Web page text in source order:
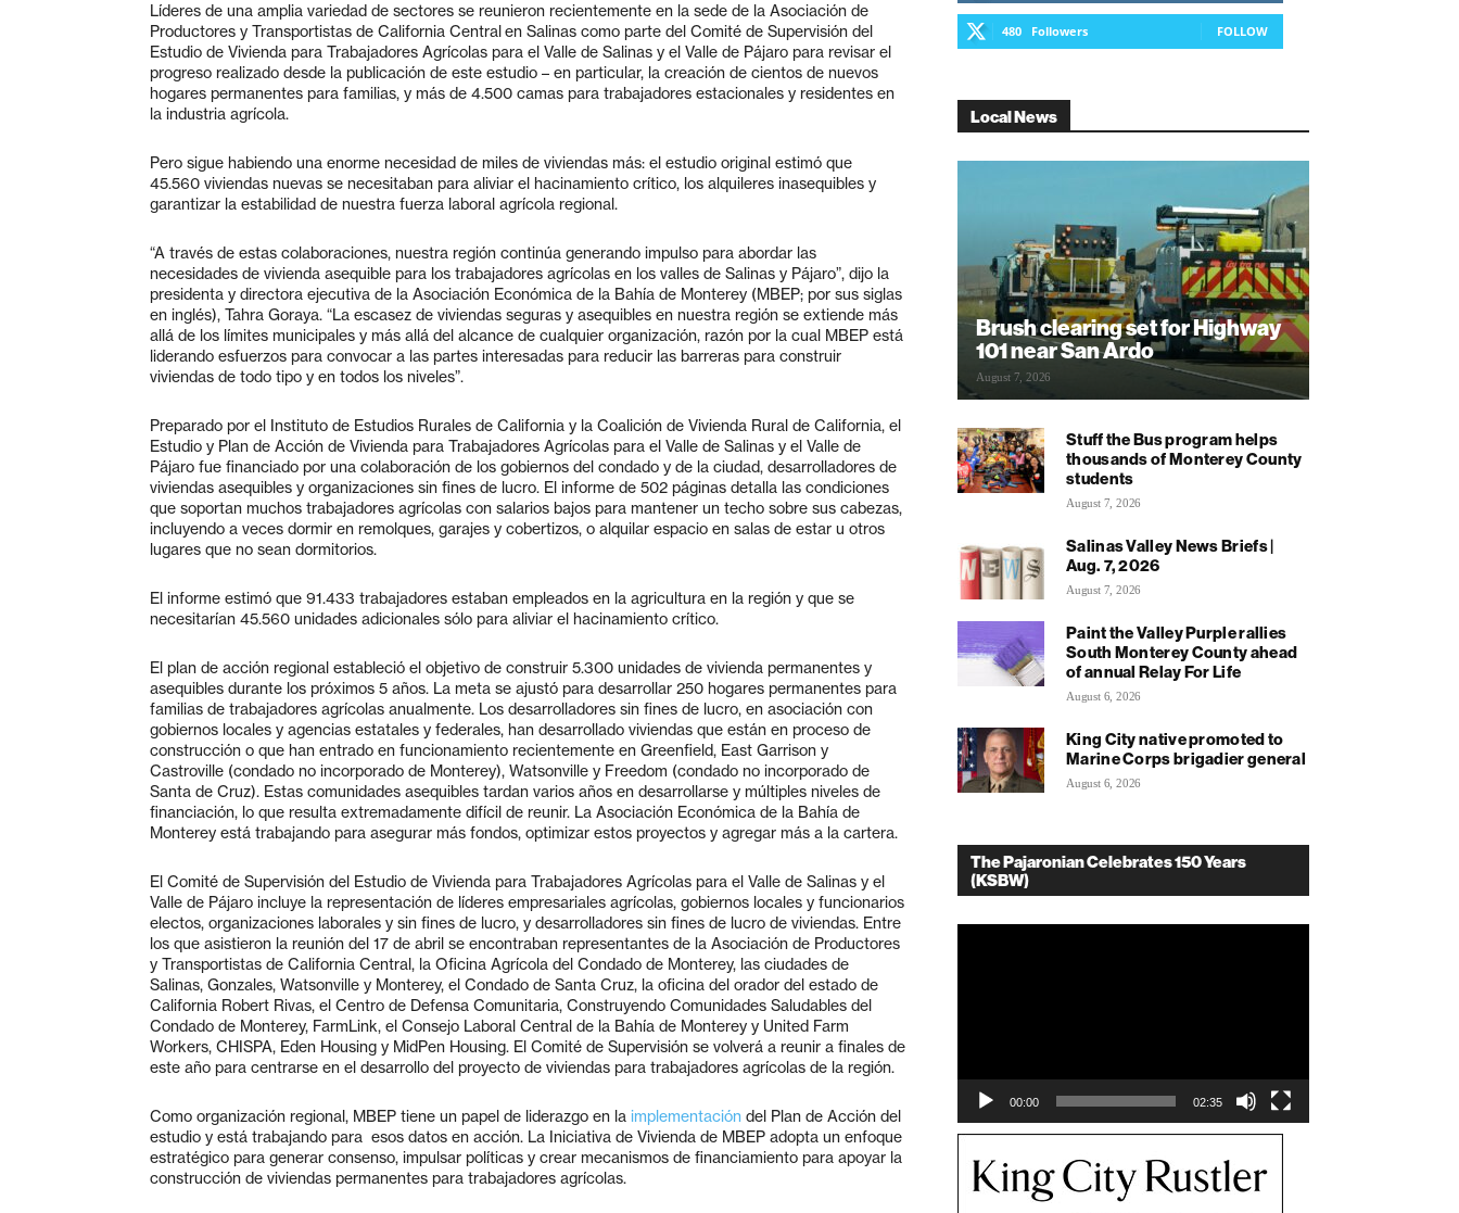
Líderes de una amplia variedad de sectores se reunieron recientemente en la sede de la Asociación de
Productores y Transportistas de California Central en Salinas como parte del Comité de Supervisión del
Estudio de Vivienda para Trabajadores Agrícolas para el Valle de Salinas y el Valle de Pájaro para revisar el
progreso realizado desde la publicación de este estudio – en particular, la creación de cientos de nuevos
hogares permanentes para familias, y más de 4.500 camas para trabajadores estacionales y residentes en
la industria agrícola.
Pero sigue habiendo una enorme necesidad de miles de viviendas más: el estudio original estimó que
45.560 viviendas nuevas se necesitaban para aliviar el hacinamiento crítico, los alquileres inasequibles y
garantizar la estabilidad de nuestra fuerza laboral agrícola regional.
“A través de estas colaboraciones, nuestra región continúa generando impulso para abordar las
necesidades de vivienda asequible para los trabajadores agrícolas en los valles de Salinas y Pájaro”, dijo la
presidenta y directora ejecutiva de la Asociación Económica de la Bahía de Monterey (MBEP; por sus siglas
en inglés), Tahra Goraya. “La escasez de viviendas seguras y asequibles en nuestra región se extiende más
allá de los límites municipales y más allá del alcance de cualquier organización, razón por la cual MBEP está
liderando esfuerzos para convocar a las partes interesadas para reducir las barreras para construir
viviendas de todo tipo y en todos los niveles”.
Preparado por el Instituto de Estudios Rurales de California y la Coalición de Vivienda Rural de California, el
Estudio y Plan de Acción de Vivienda para Trabajadores Agrícolas para el Valle de Salinas y el Valle de
Pájaro fue financiado por una colaboración de los gobiernos del condado y de la ciudad, desarrolladores de
viviendas asequibles y organizaciones sin fines de lucro. El informe de 502 páginas detalla las condiciones
que soportan muchos trabajadores agrícolas con salarios bajos para mantener un techo sobre sus cabezas,
incluyendo a veces dormir en remolques, garajes y cobertizos, o alquilar espacio en salas de estar u otros
lugares que no sean dormitorios.
El informe estimó que 91.433 trabajadores estaban empleados en la agricultura en la región y que se
necesitarían 45.560 unidades adicionales sólo para aliviar el hacinamiento crítico.
El plan de acción regional estableció el objetivo de construir 5.300 unidades de vivienda permanentes y
asequibles durante los próximos 5 años. La meta se ajustó para desarrollar 250 hogares permanentes para
familias de trabajadores agrícolas anualmente. Los desarrolladores sin fines de lucro, en asociación con
gobiernos locales y agencias estatales y federales, han desarrollado viviendas que están en proceso de
construcción o que han entrado en funcionamiento recientemente en Greenfield, East Garrison y
Castroville (condado no incorporado de Monterey), Watsonville y Freedom (condado no incorporado de
Santa de Cruz). Estas comunidades asequibles tardan varios años en desarrollarse y múltiples niveles de
financiación, lo que resulta extremadamente difícil de reunir. La Asociación Económica de la Bahía de
Monterey está trabajando para asegurar más fondos, optimizar estos proyectos y agregar más a la cartera.
El Comité de Supervisión del Estudio de Vivienda para Trabajadores Agrícolas para el Valle de Salinas y el
Valle de Pájaro incluye la representación de líderes empresariales agrícolas, gobiernos locales y funcionarios
electos, organizaciones laborales y sin fines de lucro, y desarrolladores sin fines de lucro de viviendas. Entre
los que asistieron la reunión del 17 de abril se encontraban representantes de la Asociación de Productores
y Transportistas de California Central, la Oficina Agrícola del Condado de Monterey, las ciudades de
Salinas, Gonzales, Watsonville y Monterey, el Condado de Santa Cruz, la oficina del orador del estado de
California Robert Rivas, el Centro de Defensa Comunitaria, Construyendo Comunidades Saludables del
Condado de Monterey, FarmLink, el Consejo Laboral Central de la Bahía de Monterey y United Farm
Workers, CHISPA, Eden Housing y MidPen Housing. El Comité de Supervisión se volverá a reunir a finales de
este año para centrarse en el desarrollo del proyecto de viviendas para trabajadores agrícolas de la región.
Como organización regional, MBEP tiene un papel de liderazgo en la implementación del Plan de Acción del
estudio y está trabajando para esos datos en acción. La Iniciativa de Vivienda de MBEP adopta un enfoque
estratégico para generar consenso, impulsar políticas y crear mecanismos de financiamiento para apoyar la
construcción de viviendas permanentes para trabajadores agrícolas.
480 Followers FOLLOW
Local News
Brush clearing set for Highway
101 near San Ardo
August 7, 2026
Stuff the Bus program helps
thousands of Monterey County
students
August 7, 2026
Salinas Valley News Briefs |
Aug. 7, 2026
August 7, 2026
Paint the Valley Purple rallies
South Monterey County ahead
of annual Relay For Life
August 6, 2026
King City native promoted to
Marine Corps brigadier general
August 6, 2026
The Pajaronian Celebrates 150 Years
(KSBW)
00:00 02:35